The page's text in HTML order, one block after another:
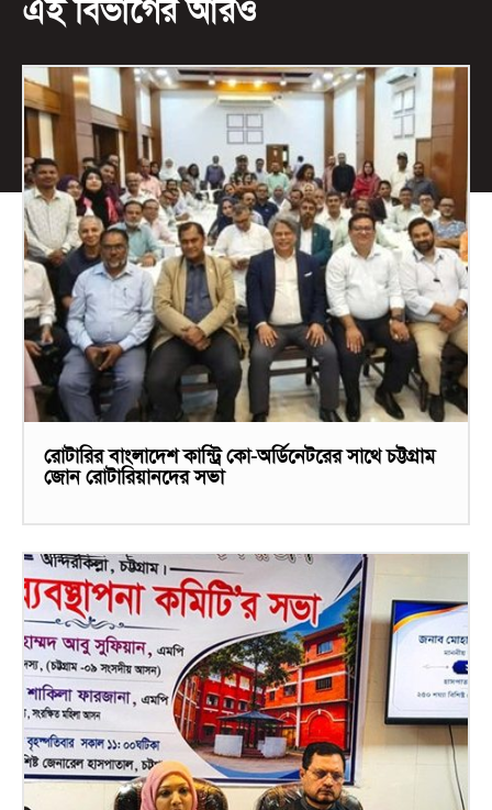
এই বিভাগের আরও
রোটারির বাংলাদেশ কান্ট্রি কো-অর্ডিনেটরের সাথে চট্টগ্রাম
জোন রোটারিয়ানদের সভা